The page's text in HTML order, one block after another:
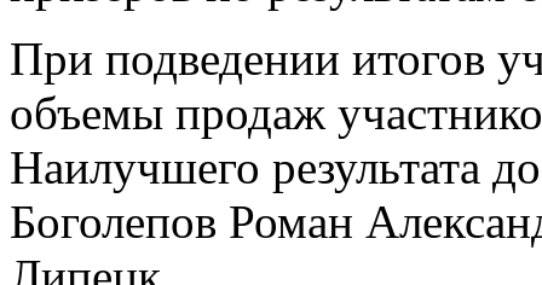
При подведении итогов
объемы продаж
Наилучшего результата
Боголепов Роман